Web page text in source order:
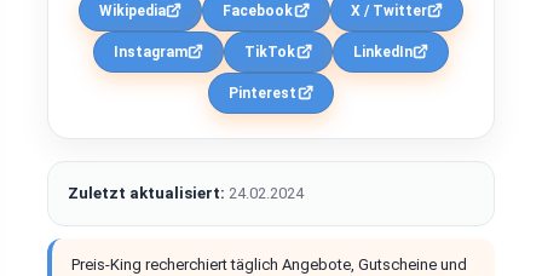
Wikipedia Facebook X / Twitter
Instagram TikTok LinkedIn
Pinterest
Zuletzt aktualisiert: 24.02.2024
Preis-King recherchiert täglich Angebote, Gutscheine und